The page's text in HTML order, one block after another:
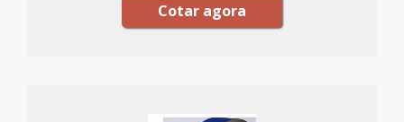
Cotar agora